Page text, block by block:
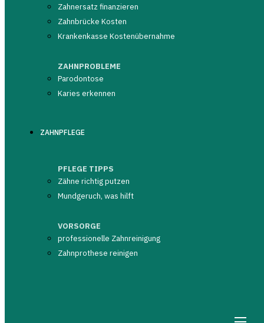
Zahnersatz finanzieren
Zahnbrücke Kosten
Krankenkasse Kostenübernahme
ZAHNPROBLEME
Parodontose
Karies erkennen
ZAHNPFLEGE
PFLEGE TIPPS
Zähne richtig putzen
Mundgeruch, was hilft
VORSORGE
professionelle Zahnreinigung
Zahnprothese reinigen
+49 (0)3504 - 61 91 26
Nachricht senden
PRAXISADRESSE